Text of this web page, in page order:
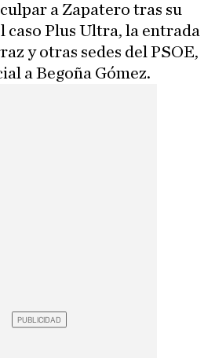
a Zapatero tras su
Plus Ultra, la entrada
y otras sedes del PSOE,
a Begoña Gómez.